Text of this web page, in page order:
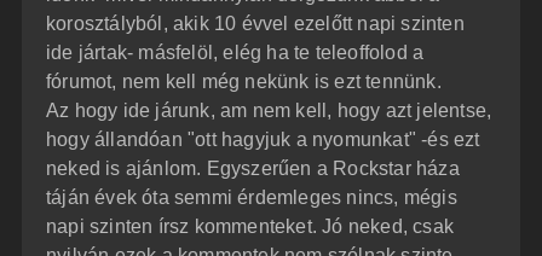
korosztályból, akik 10 évvel ezelőtt napi szinten
ide jártak- másfelöl, elég ha te teleoffolod a
fórumot, nem kell még nekünk is ezt tennünk.
Az hogy ide járunk, am nem kell, hogy azt jelentse,
hogy állandóan "ott hagyjuk a nyomunkat" -és ezt
neked is ajánlom. Egyszerűen a Rockstar háza
táján évek óta semmi érdemleges nincs, mégis
napi szinten írsz kommenteket. Jó neked, csak